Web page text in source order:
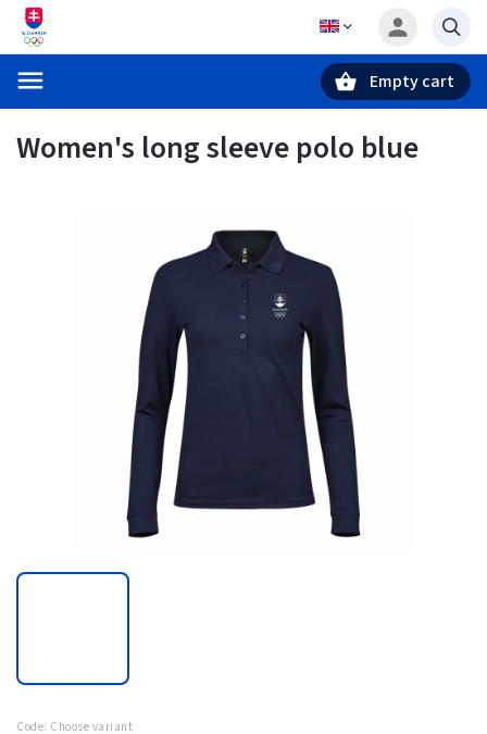
Empty cart
Women's long sleeve polo blue
Code: Choose variant